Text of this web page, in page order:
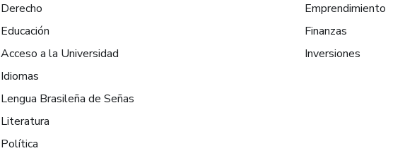
Derecho
Educación
Acceso a la Universidad
Idiomas
Lengua Brasileña de Señas
Literatura
Política
Emprendimiento
Finanzas
Inversiones